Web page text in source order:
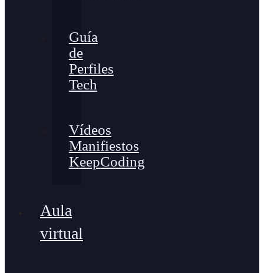
Guía
de
Perfiles
Tech
Vídeos
Manifiestos
KeepCoding
Aula
virtual